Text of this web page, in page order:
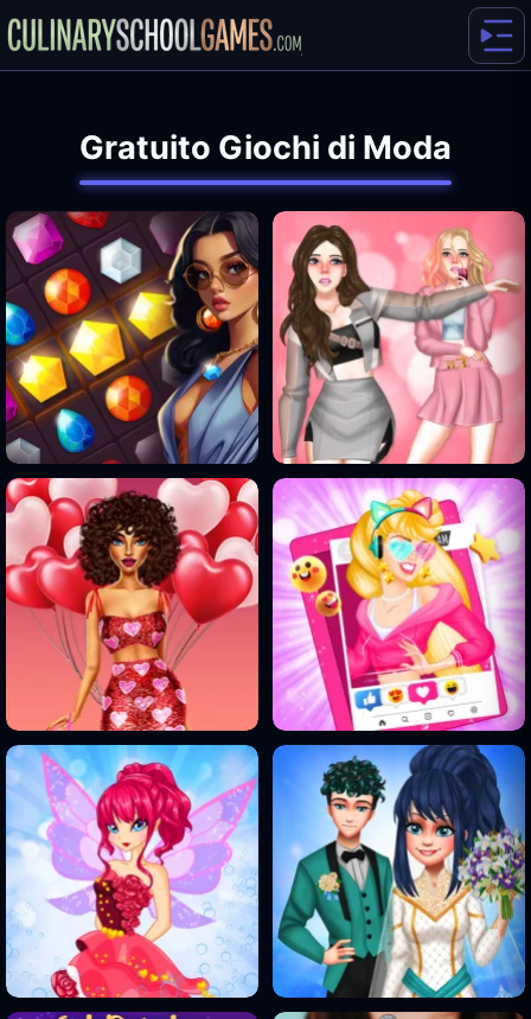
Gratuito Giochi di Moda